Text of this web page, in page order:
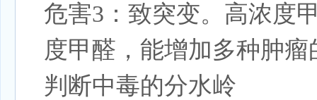
危害3：致突变。高浓度
度甲醛，能增加多种肿瘤
判断中毒的分水岭